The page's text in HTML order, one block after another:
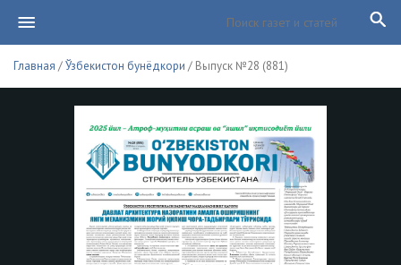
Главная /Ўзбекистон бунёдкори / Выпуск №28 (881)